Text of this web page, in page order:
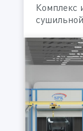
Комплекс